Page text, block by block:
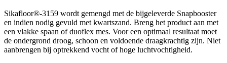
Sikafloor®-3159 wordt gemengd met de bijgeleverde Snapbooster
en indien nodig gevuld met kwartszand. Breng het product aan met
een vlakke spaan of duoflex mes. Voor een optimaal resultaat moet
de ondergrond droog, schoon en voldoende draagkrachtig zijn. Niet
aanbrengen bij optrekkend vocht of hoge luchtvochtigheid.